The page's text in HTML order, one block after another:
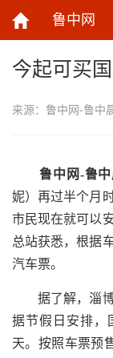
鲁中网
今起可买
来源： 鲁中网-鲁中
鲁中网-鲁
妮）再过半个月
市民现在就可以
总站获悉，根据
汽车票。
据了解，淄博
据节假日安排，
天。按照车票预